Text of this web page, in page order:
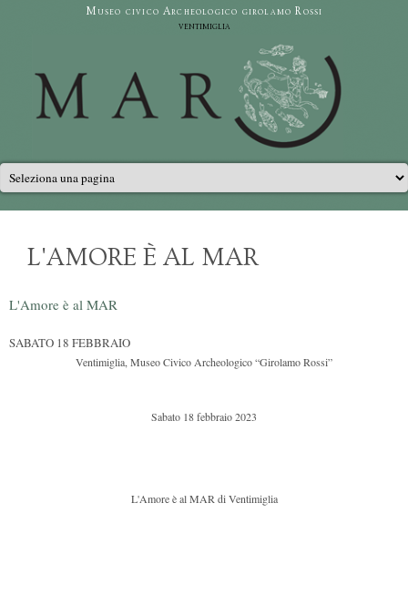
Salta al contenuto principaleMuseo civico Archeologico girolamo Rossi
ventimiglia
Menu principale
L'AMORE È AL MAR
L'Amore è al MAR
SABATO 18 FEBBRAIO
Ventimiglia, Museo Civico Archeologico “Girolamo Rossi”
Sabato 18 febbraio 2023
L'Amore è al MAR di Ventimiglia